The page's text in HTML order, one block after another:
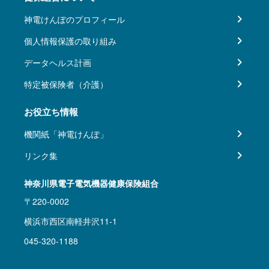
神電けんぽのプロフィール
個人情報保護の取り組み
データヘルス計画
特定被保険者（介護）
お役立ち情報
機関紙「神電けんぽ」
リンク集
神奈川県電子電気機器健康保険組合
〒220-0002
横浜市西区南軽井沢11-1
045-320-1188